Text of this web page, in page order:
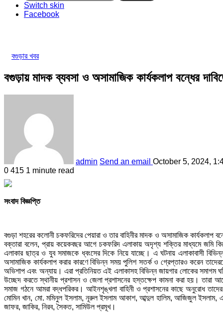
Switch skin
Facebook
বগুড়ার খবর
বগুড়ায় মাদক ব্যবসা ও অসামাজিক কার্যকলাপ বন্ধের
admin Send an email October 5, 2024,
0 415 1 minute read
সংবাদ বিজ্ঞপ্তি
বগুড়া শহরের কলোনী চকফরিদের পেয়ারা ও তার বাহিনীর মাদক ও অসামাজিক
বক্তারা বলেন, প্রায় কয়েকবছর আগে চকফরিদ এলাকায় অদৃশ্য শক্তির মাধ্যমে জমি
এলাকার ছাত্র ও যুব সমাজকে ধ্বংসের দিকে নিয়ে যাচ্ছে। এ ঘটনায় এলাকাবাসী
অসামাজিক কার্যকলাপ করার কারণে বিভিন্ন সময় পুলিশ সতর্ক ও গ্রেপ্তারও করেন
অভিশাপ এবং অন্যায়। এরা প্রতিনিয়ত এই এলাকাসহ বিভিন্ন জায়গার লোকের সমাগম
উচ্ছেদ করতে স্থানীয় প্রশাসন ও জেলা প্রশাসনের হস্তক্ষেপ কামনা করা হয়। তারা
সমাজ গঠনে আমরা বদ্ধপরিকর। আইনশৃঙ্খলা বাহিনী ও প্রশাসনের কাছে অনুরোধ
মোমিন খান, মো. মমিনুল ইসলাম, নূরুল ইসলাম আকাশ, আব্দুল হালিম, আজিজুল ইসলাম,
জাফর, জাকির, নিরব, সৈকত, সামিউল প্রমূখ।